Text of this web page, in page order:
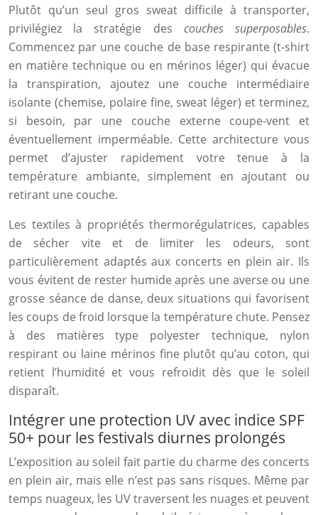
Plutôt qu’un seul gros sweat difficile à transporter,
privilégiez la stratégie des couches superposables.
Commencez par une couche de base respirante (t-shirt
en matière technique ou en mérinos léger) qui évacue
la transpiration, ajoutez une couche intermédiaire
isolante (chemise, polaire fine, sweat léger) et terminez,
si besoin, par une couche externe coupe-vent et
éventuellement imperméable. Cette architecture vous
permet d’ajuster rapidement votre tenue à la
température ambiante, simplement en ajoutant ou
retirant une couche.
Les textiles à propriétés thermorégulatrices, capables
de sécher vite et de limiter les odeurs, sont
particulièrement adaptés aux concerts en plein air. Ils
vous évitent de rester humide après une averse ou une
grosse séance de danse, deux situations qui favorisent
les coups de froid lorsque la température chute. Pensez
à des matières type polyester technique, nylon
respirant ou laine mérinos fine plutôt qu’au coton, qui
retient l’humidité et vous refroidit dès que le soleil
disparaît.
Intégrer une protection UV avec indice SPF
50+ pour les festivals diurnes prolongés
L’exposition au soleil fait partie du charme des concerts
en plein air, mais elle n’est pas sans risques. Même par
temps nuageux, les UV traversent les nuages et peuvent